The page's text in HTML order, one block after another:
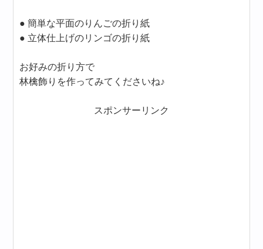
● 簡単な平面のりんごの折り紙
● 立体仕上げのリンゴの折り紙
お好みの折り方で
林檎飾りを作ってみてくださいね♪
スポンサーリンク